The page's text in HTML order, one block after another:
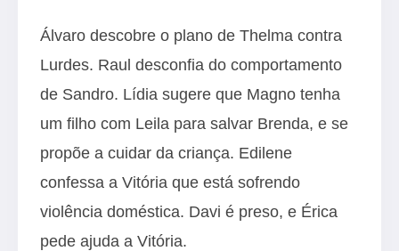
Álvaro descobre o plano de Thelma contra
Lurdes. Raul desconfia do comportamento
de Sandro. Lídia sugere que Magno tenha
um filho com Leila para salvar Brenda, e se
propõe a cuidar da criança. Edilene
confessa a Vitória que está sofrendo
violência doméstica. Davi é preso, e Érica
pede ajuda a Vitória.